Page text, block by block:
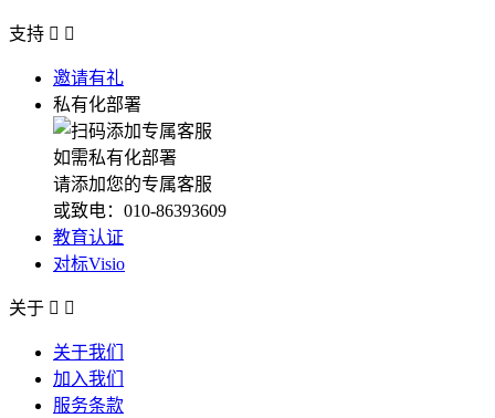
支持  
邀请有礼
私有化部署
如需私有化部署
请添加您的专属客服
或致电：010-86393609
教育认证
对标Visio
关于  
关于我们
加入我们
服务条款